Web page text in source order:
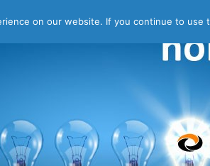
on our website. If you continue to